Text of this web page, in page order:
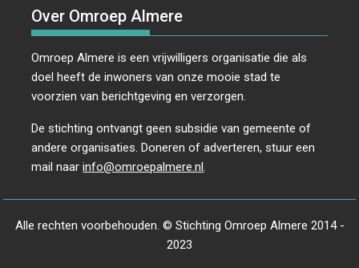
Over Omroep Almere
Omroep Almere is een vrijwilligers organisatie die als
doel heeft de inwoners van onze mooie stad te
voorzien van berichtgeving en verzorgen.
De stichting ontvangt geen subsidie van gemeente of
andere organisaties. Doneren of adverteren, stuur een
mail naarinfo@omroepalmere.nl.
Alle rechten voorbehouden. © Stichting Omroep Almere 2014 -
2023